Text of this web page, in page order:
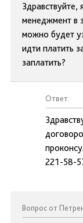
менеджмент в
можно будет
идти платить
заплатить?
Ответ:
221-58-
Вопрос от